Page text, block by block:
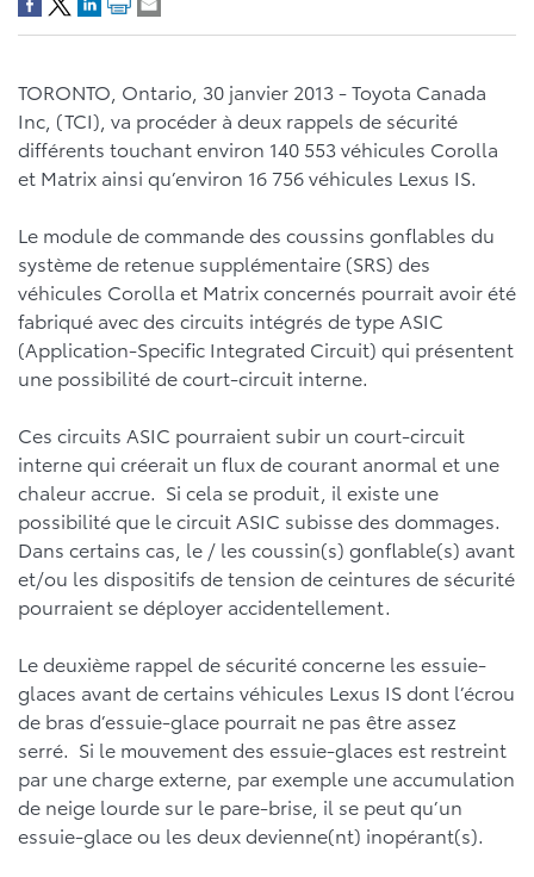
TORONTO, Ontario, 30 janvier 2013 - Toyota Canada
Inc, (TCI), va procéder à deux rappels de sécurité
différents touchant environ 140 553 véhicules Corolla
et Matrix ainsi qu’environ 16 756 véhicules Lexus IS.
Le module de commande des coussins gonflables du
système de retenue supplémentaire (SRS) des
véhicules Corolla et Matrix concernés pourrait avoir été
fabriqué avec des circuits intégrés de type ASIC
(Application-Specific Integrated Circuit) qui présentent
une possibilité de court-circuit interne.
Ces circuits ASIC pourraient subir un court-circuit
interne qui créerait un flux de courant anormal et une
chaleur accrue. Si cela se produit, il existe une
possibilité que le circuit ASIC subisse des dommages.
Dans certains cas, le / les coussin(s) gonflable(s) avant
et/ou les dispositifs de tension de ceintures de sécurité
pourraient se déployer accidentellement.
Le deuxième rappel de sécurité concerne les essuie-
glaces avant de certains véhicules Lexus IS dont l’écrou
de bras d’essuie-glace pourrait ne pas être assez
serré. Si le mouvement des essuie-glaces est restreint
par une charge externe, par exemple une accumulation
de neige lourde sur le pare-brise, il se peut qu’un
essuie-glace ou les deux devienne(nt) inopérant(s).